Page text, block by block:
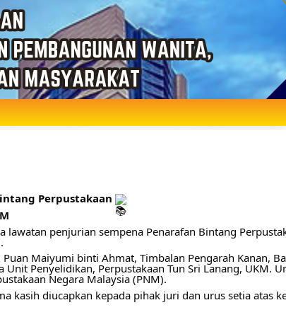
Perpustakaan
lawatan penjurian sempena Penarafan Bintang
Maiyumi binti Ahmat, Timbalan Pengarah Kanan,
Penyelidikan, Perpustakaan Tun Sri Lanang, UKM.
Negara Malaysia (PNM).
kasih diucapkan kepada pihak juri dan urus setia atas